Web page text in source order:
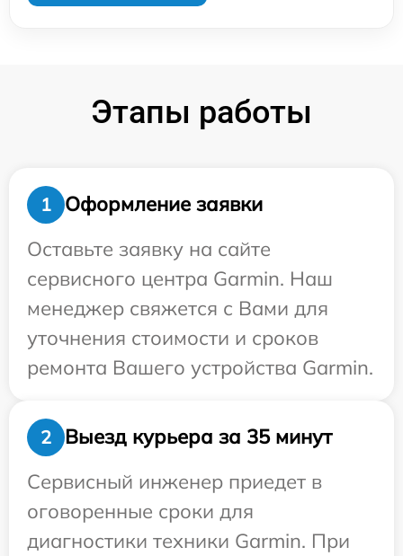
Этапы работы
1
Оформление заявки
Оставьте заявку на сайте
сервисного центра Garmin. Наш
менеджер свяжется с Вами для
уточнения стоимости и сроков
ремонта Вашего устройства Garmin.
2
Выезд курьера за 35 минут
Сервисный инженер приедет в
оговоренные сроки для
диагностики техники Garmin. При